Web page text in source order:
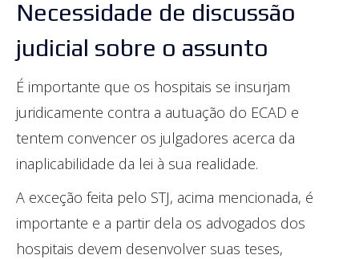
Necessidade de discussão
judicial sobre o assunto
É importante que os hospitais se insurjam
juridicamente contra a autuação do ECAD e
tentem convencer os julgadores acerca da
inaplicabilidade da lei à sua realidade.
A exceção feita pelo STJ, acima mencionada, é
importante e a partir dela os advogados dos
hospitais devem desenvolver suas teses,